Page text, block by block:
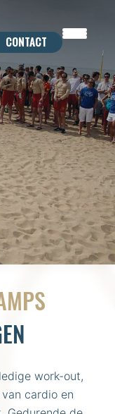
CONTACT
work-out,
cardio en